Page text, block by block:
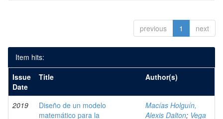
previous 1 next
Item hits:
Issue
Date
Title Author(s)
2019
Diseño de un modelo
matemático para la
Macías Holguín,
Alexis Dalton; Vega